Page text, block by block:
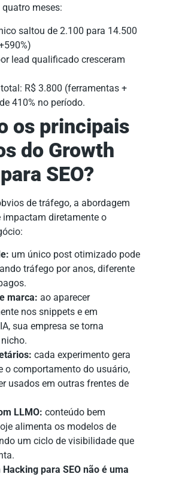
meses:
saltou de 2.100 para 14.500
lead qualificado cresceram
R$ 3.800 (ferramentas +
410% no período.
os principais
do Growth
SEO?
de tráfego, a abordagem
impactam diretamente o
um único post otimizado pode
tráfego por anos, diferente
marca: ao aparecer
nos snippets e em
sua empresa se torna
cada experimento gera
o comportamento do usuário,
usados em outras frentes de
LLMO: conteúdo bem
alimenta os modelos de
um ciclo de visibilidade que
Hacking para SEO não é uma